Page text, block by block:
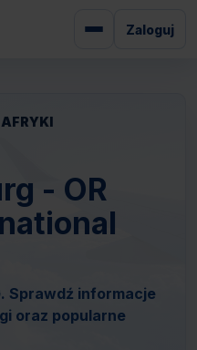
Zaloguj
AFRYKI
- OR
Sprawdź informacje
oraz popularne